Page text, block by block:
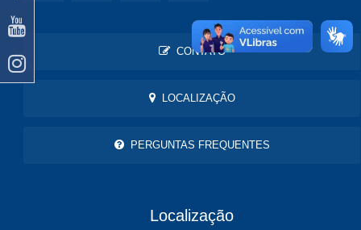
CONTATO
LOCALIZAÇÃO
PERGUNTAS FREQUENTES
Localização